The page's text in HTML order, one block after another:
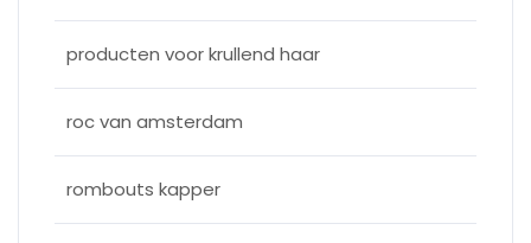
producten voor krullend haar
roc van amsterdam
rombouts kapper